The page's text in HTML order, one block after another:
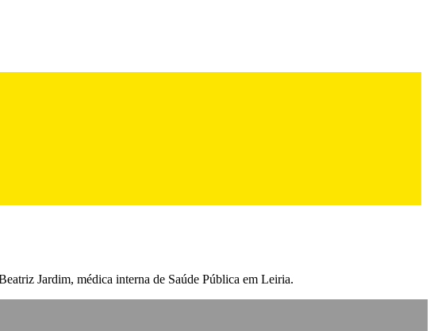
Jardim, médica interna de Saúde Pública em Leiria.